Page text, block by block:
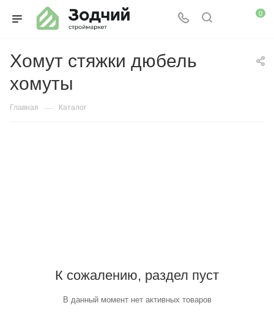
0
Хомут стяжки дюбель
хомуты
Главная — Каталог
К сожалению, раздел пуст
В данный момент нет активных товаров